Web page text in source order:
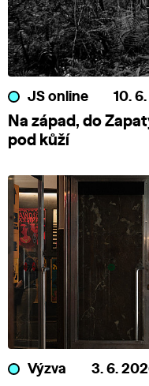
JS online 10.
Na západ, do
pod kůží
Výzva 3. 6.